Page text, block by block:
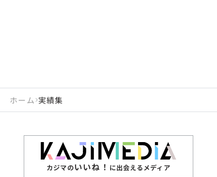
ホーム 実績集
カジマのいいね！ に出会えるメディア